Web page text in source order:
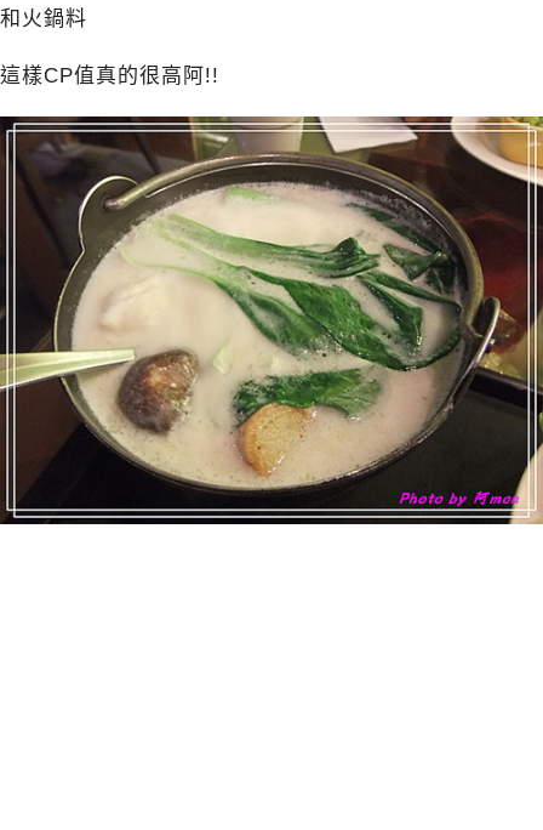
和火鍋料
這樣CP值真的很高阿!!